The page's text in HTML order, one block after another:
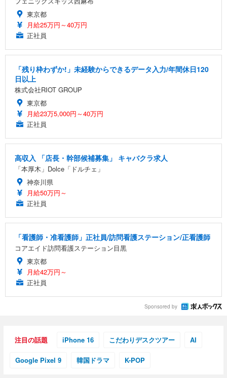
レスト 3Dヘッドレスト ハンガー付き 高反発クッシ
務用 おしゃれ パソコンチェア (ホワイト)
ッシュ 通気性 ランバーサポート付き 腰サポート ガ
ス圧無段階昇降 360度回転 キャスター付き コンパク
ト 幅52×奥行58.5×高さ84～96cm テレワーク 在宅
勤務 ブラック
￥4,139
応 ComfortView ビジネス向け
HOOTER Gaming Monitor 24” Essential ゲーミン
グモニター QD 24.5インチ 1ms FHD 量子ドット 残
像低減 (3年保証 | 輝点保証 | 日本メーカー)
￥34,980
ュラー 200枚入【Amazon.co.jp限定】
￥3,731
東京都
月給25万円～40万円
正社員
「残り枠わずか!」未経験からできるデータ入力/年間休日120
日以上
株式会社RIOT GROUP
東京都
月給23万5,000円～40万円
正社員
高収入 「店長・幹部候補募集」 キャバクラ求人
「本厚木」Dolce「ドルチェ」
神奈川県
月給50万円～
正社員
「看護師・准看護師」正社員/訪問看護ステーション/正看護師
コアエイド訪問看護ステーション目黒
東京都
月給42万円～
正社員
Sponsored by
注目の話題 iPhone 16 こだわりデスクツアー AI
Google Pixel 9 韓国ドラマ K-POP